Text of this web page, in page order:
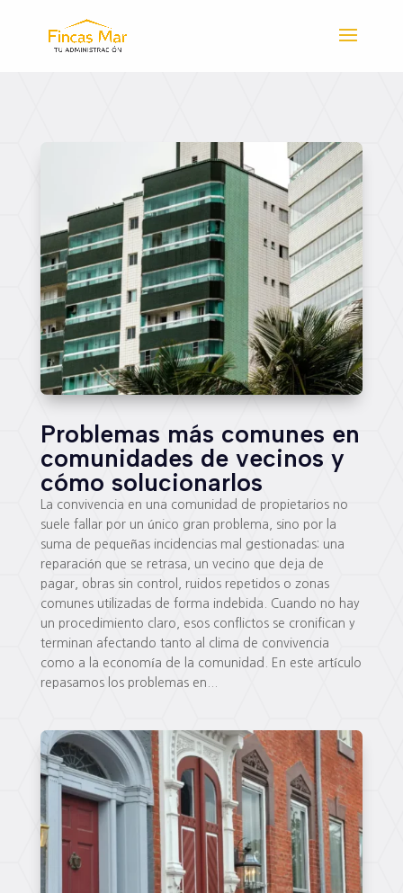
Problemas más comunes en
comunidades de vecinos y
cómo solucionarlos
La convivencia en una comunidad de propietarios no
suele fallar por un único gran problema, sino por la
suma de pequeñas incidencias mal gestionadas: una
reparación que se retrasa, un vecino que deja de
pagar, obras sin control, ruidos repetidos o zonas
comunes utilizadas de forma indebida. Cuando no hay
un procedimiento claro, esos conflictos se cronifican y
terminan afectando tanto al clima de convivencia
como a la economía de la comunidad. En este artículo
repasamos los problemas en...